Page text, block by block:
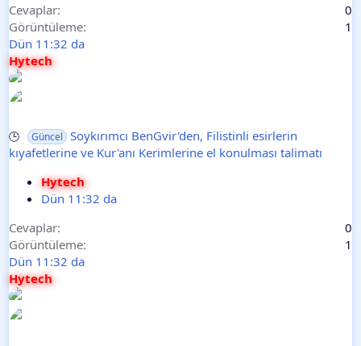
Cevaplar
0
Görüntüleme
1
Dün 11:32 da
Hytech
🕒 Güncel
Soykırımcı BenGvir'den, Filistinli esirlerin
kıyafetlerine ve Kur'anı Kerimlerine el konulması talimatı
Hytech
Dün 11:32 da
Cevaplar
0
Görüntüleme
1
Dün 11:32 da
Hytech